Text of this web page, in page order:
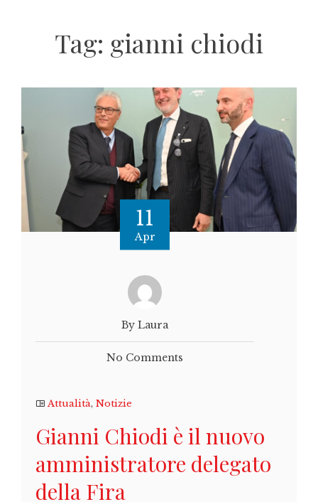
Tag: gianni chiodi
11
Apr
By Laura
No Comments
Attualità, Notizie
Gianni Chiodi è il nuovo
amministratore delegato
della Fira